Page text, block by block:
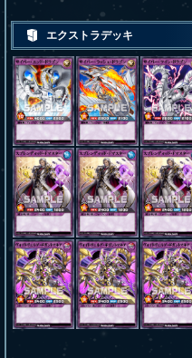
エクストラデッキ